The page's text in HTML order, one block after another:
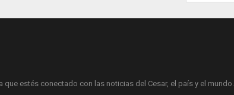
estés conectado con las noticias del Cesar, el país y el mundo.